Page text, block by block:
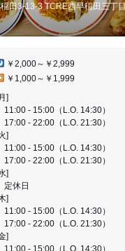
田3-13-3 TCRE西早稲田三丁
￥2,000～￥2,999
￥1,000～￥1,999
]
11:00 - 15:00（L.O. 14:30）
17:00 - 22:00（L.O. 21:30）
]
11:00 - 15:00（L.O. 14:30）
17:00 - 22:00（L.O. 21:30）
]
定休日
]
11:00 - 15:00（L.O. 14:30）
17:00 - 22:00（L.O. 21:30）
]
11:00 - 15:00（L.O. 14:30）